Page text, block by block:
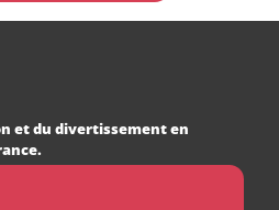
et du divertissement en